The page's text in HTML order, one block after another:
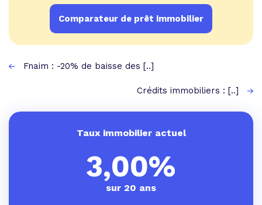
Comparateur de prêt immobilier
Fnaim : -20% de baisse des [..]
Crédits immobiliers : [..]
Taux immobilier actuel
3,00%
sur 20 ans